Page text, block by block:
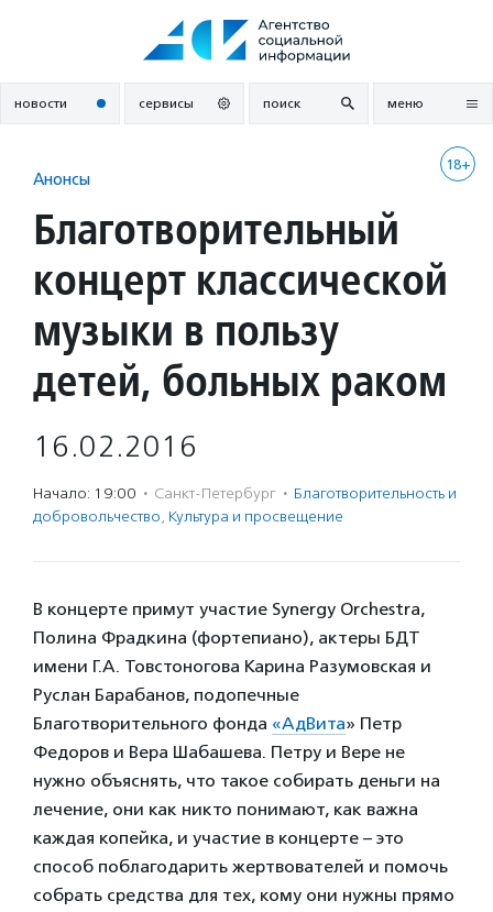
новости сервисы поиск меню
18+
Анонсы
Благотворительный
концерт классической
музыки в пользу
детей, больных раком
16.02.2016
Начало: 19:00 · Санкт-Петербург · Благотвори­тель­ность и
доброволь­чест­во, Культура и просвещение
В концерте примут участие Synergy Orchestra,
Полина Фрадкина (фортепиано), актеры БДТ
имени Г.А. Товстоногова Карина Разумовская и
Руслан Барабанов, подопечные
Благотворительного фонда «АдВита» Петр
Федоров и Вера Шабашева. Петру и Вере не
нужно объяснять, что такое собирать деньги на
лечение, они как никто понимают, как важна
каждая копейка, и участие в концерте – это
способ поблагодарить жертвователей и помочь
собрать средства для тех, кому они нужны прямо